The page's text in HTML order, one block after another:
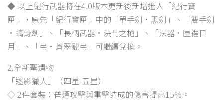
◆ 以上紀行武器將在4.0版本更新後新增進入「紀行寶
匣」，原先「紀行寶匣」中的「單手劍·黑劍」、「雙手劍
·螭骨劍」、「長柄武器·決鬥之槍」、「法器·匣裡日
月」、「弓·蒼翠獵弓」可繼續兌換。
2.全新聖遺物
「逐影獵人」（四星-五星）
◇ 2件套裝：普通攻擊與重擊造成的傷害提高15%。